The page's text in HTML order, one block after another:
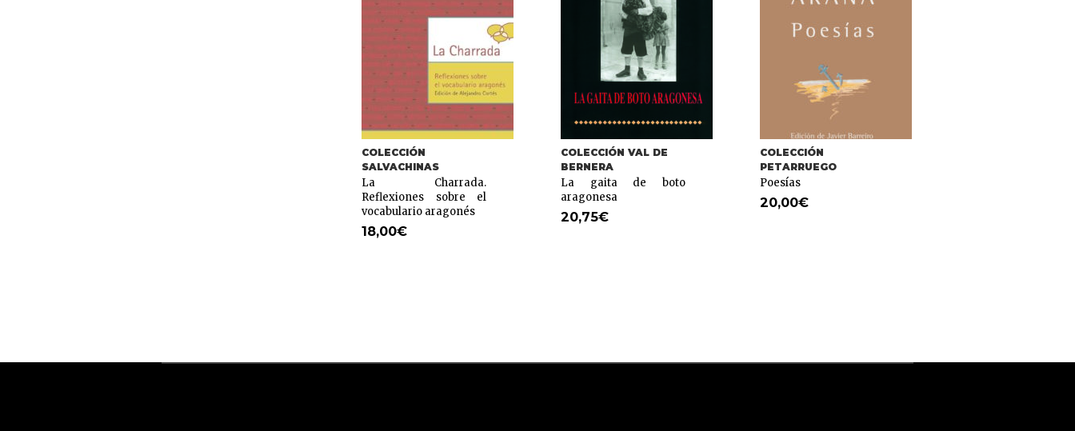
COLECCIÓN
SALVACHINAS
La Charrada.
Reflexiones sobre el
vocabulario aragonés
18,00€
COLECCIÓN VAL DE
BERNERA
La gaita de boto
aragonesa
20,75€
COLECCIÓN
PETARRUEGO
Poesías
20,00€